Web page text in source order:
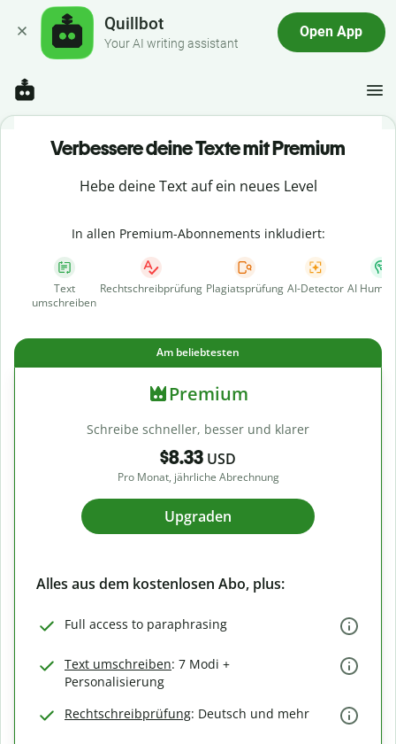
Quillbot
Your AI writing assistant
Open App
Verbessere deine Texte mit Premium
Hebe deine Text auf ein neues Level
In allen Premium-Abonnements inkludiert:
Text
umschreiben
Rechtschreibprüfung Plagiatsprüfung AI-Detector AI
Am beliebtesten
Premium
Schreibe schneller, besser und klarer
$8.33 USD
Pro Monat, jährliche Abrechnung
Upgraden
Alles aus dem kostenlosen Abo, plus:
Full access to paraphrasing
Text umschreiben: 7 Modi +
Personalisierung
Rechtschreibprüfung: Deutsch und mehr